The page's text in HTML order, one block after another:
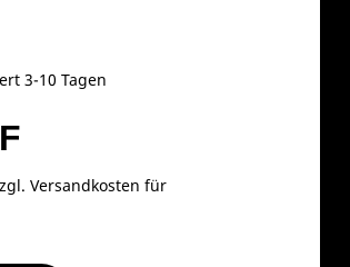
3-10 Tagen
Versandkosten für